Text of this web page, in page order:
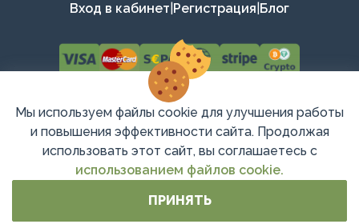
Мы используем файлы cookie для улучшения работы
и повышения эффективности сайта. Продолжая
использовать этот сайт, вы соглашаетесь с
использованием файлов cookie.
ПРИНЯТЬ
Вход в кабинет Регистрация Блог
MasterServer L.L.C-FZ
Copyright 2008 - 2026 © All rights reserved.